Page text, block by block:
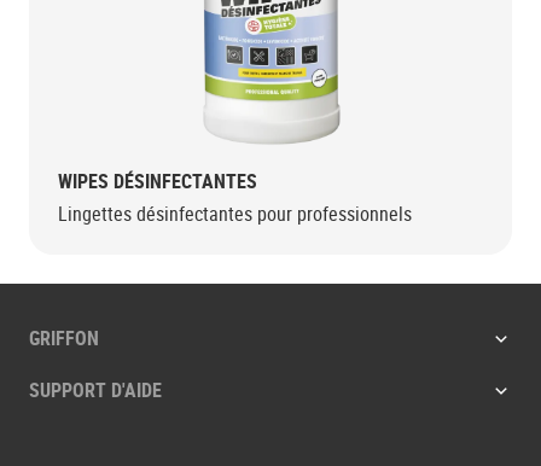
WIPES DÉSINFECTANTES
Lingettes désinfectantes pour professionnels
GRIFFON
SUPPORT D'AIDE